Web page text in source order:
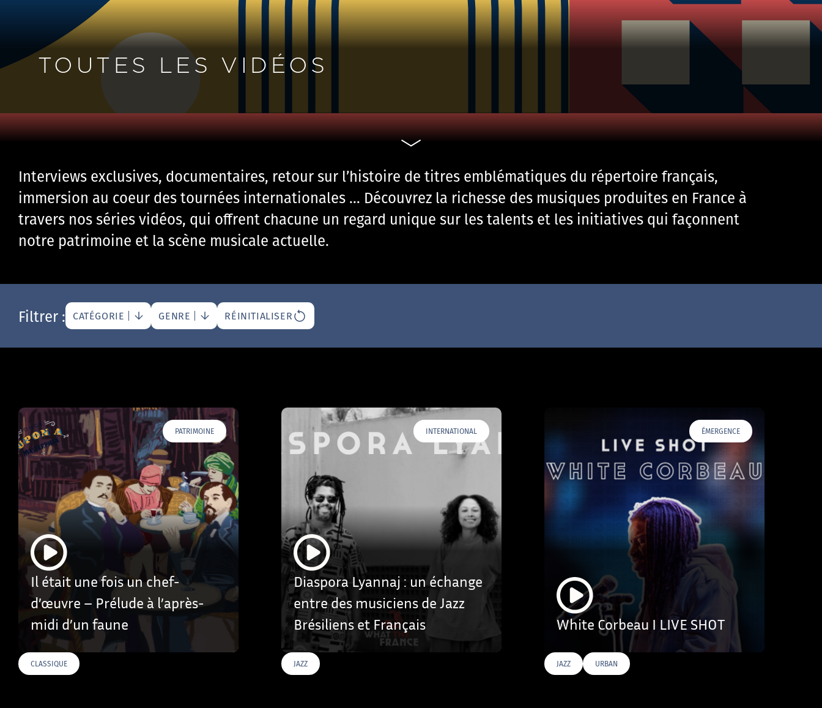
TOUTES LES VIDÉOS
Interviews exclusives, documentaires, retour sur l’histoire de titres emblématiques du répertoire français,
immersion au coeur des tournées internationales … Découvrez la richesse des musiques produites en France à
travers nos séries vidéos, qui offrent chacune un regard unique sur les talents et les initiatives qui façonnent
notre patrimoine et la scène musicale actuelle.
Filtrer : CATÉGORIE GENRE RÉINITIALISER
PATRIMOINE
Il était une fois un chef-
d’œuvre – Prélude à l’après-
midi d’un faune
CLASSIQUE
INTERNATIONAL
Diaspora Lyannaj : un échange
entre des musiciens de Jazz
Brésiliens et Français
JAZZ
ÉMERGENCE
White Corbeau I LIVE SHOT
JAZZ URBAN